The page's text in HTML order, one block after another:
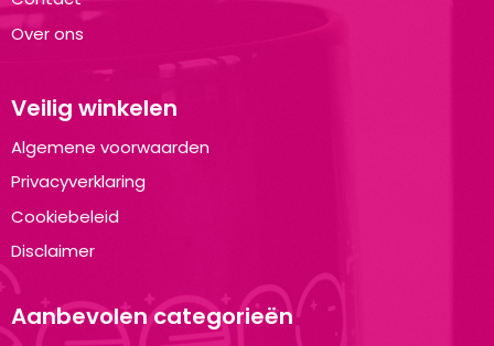
Over ons
Veilig winkelen
Algemene voorwaarden
Privacyverklaring
Cookiebeleid
Disclaimer
Aanbevolen categorieën